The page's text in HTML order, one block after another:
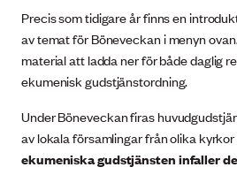
Precis som tidigare år finns en
av temat för Böneveckan i menyn
material att ladda ner för både daglig
ekumenisk gudstjänstordning.
Under Böneveckan firas
av lokala församlingar från olika
ekumeniska gudstjänsten infaller